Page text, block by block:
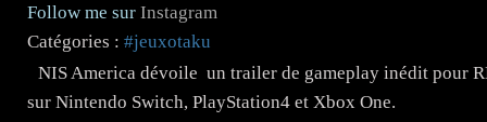
Follow me sur Instagram
Catégories : #jeuxotaku
NIS America dévoile un trailer de gameplay inédit pour
sur Nintendo Switch, PlayStation4 et Xbox One.